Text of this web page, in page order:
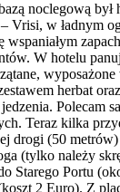
noclegową
Vrisi, w
W hotelu
herbat
Polecam
Teraz kilka
drogi (50
(tylko należy
Portu
2 Euro). Z